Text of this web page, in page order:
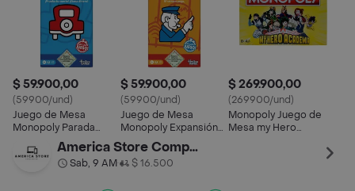
$ 59.900,00
(59900/und)
Juego de Mesa
Monopoly Parada
Libre Gran Premio
Hasbro Gaming
$ 59.900,00
(59900/und)
Juego de Mesa
Monopoly Expansión
Ve a La Cárcel Hasbro
Gaming
$ 269.900,00
(269900/und)
Monopoly Juego de
Mesa my Hero
America Store Computer
Sab, 9 AM• $ 16.500